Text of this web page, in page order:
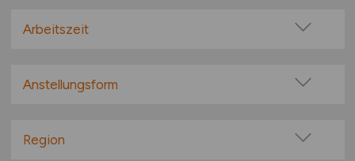
Arbeitszeit
Teilzeit
Anstellungsform
befristete Anstellung
Region